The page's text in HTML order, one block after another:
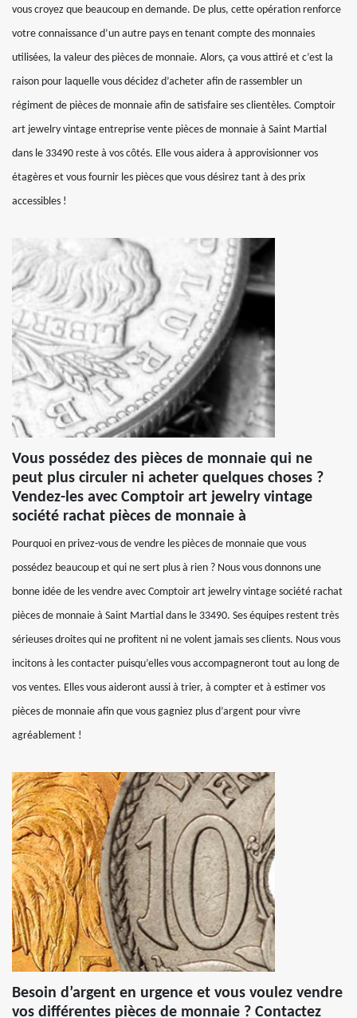
vous croyez que beaucoup en demande. De plus, cette opération renforce
votre connaissance d’un autre pays en tenant compte des monnaies
utilisées, la valeur des pièces de monnaie. Alors, ça vous attiré et c’est la
raison pour laquelle vous décidez d’acheter afin de rassembler un
régiment de pièces de monnaie afin de satisfaire ses clientèles. Comptoir
art jewelry vintage entreprise vente pièces de monnaie à Saint Martial
dans le 33490 reste à vos côtés. Elle vous aidera à approvisionner vos
étagères et vous fournir les pièces que vous désirez tant à des prix
accessibles !
Vous possédez des pièces de monnaie qui ne
peut plus circuler ni acheter quelques choses ?
Vendez-les avec Comptoir art jewelry vintage
société rachat pièces de monnaie à
Pourquoi en privez-vous de vendre les pièces de monnaie que vous
possédez beaucoup et qui ne sert plus à rien ? Nous vous donnons une
bonne idée de les vendre avec Comptoir art jewelry vintage société rachat
pièces de monnaie à Saint Martial dans le 33490. Ses équipes restent très
sérieuses droites qui ne profitent ni ne volent jamais ses clients. Nous vous
incitons à les contacter puisqu’elles vous accompagneront tout au long de
vos ventes. Elles vous aideront aussi à trier, à compter et à estimer vos
pièces de monnaie afin que vous gagniez plus d’argent pour vivre
agréablement !
Besoin d’argent en urgence et vous voulez vendre
vos différentes pièces de monnaie ? Contactez